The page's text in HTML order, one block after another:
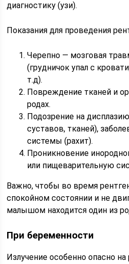
диагностику (узи).
Показания для проведения
Черепно — мозговая
(грудничок упал с
т.д).
Повреждение тканей и
родах.
Подозрение на
суставов, тканей),
системы (рахит).
Проникновение
или пищеварительную
Важно, чтобы во время
спокойном состоянии и не
малышом находится один из
При беременности
Излучение особенно опасно на